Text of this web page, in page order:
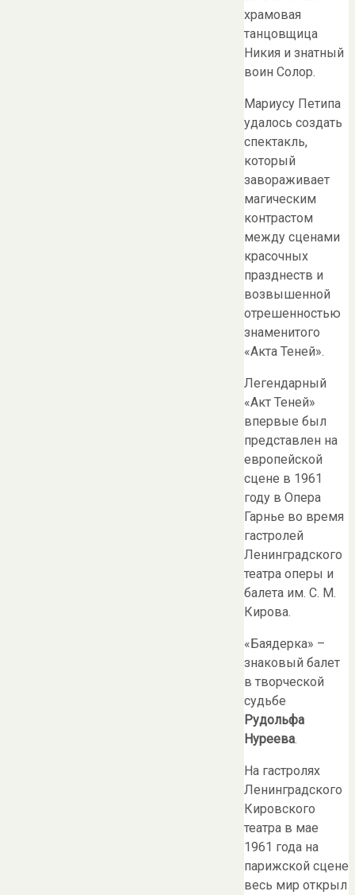
храмовая
танцовщица
Никия и знатный
воин Солор.
Мариусу Петипа
удалось создать
спектакль,
который
завораживает
магическим
контрастом
между сценами
красочных
празднеств и
возвышенной
отрешенностью
знаменитого
«Акта Теней».
Легендарный
«Акт Теней»
впервые был
представлен на
европейской
сцене в 1961
году в Опера
Гарнье во время
гастролей
Ленинградского
театра оперы и
балета им. С. М.
Кирова.
«Баядерка» –
знаковый балет
в творческой
судьбе
Рудольфа
Нуреева.
На гастролях
Ленинградского
Кировского
театра в мае
1961 года на
парижской сцене
весь мир открыл